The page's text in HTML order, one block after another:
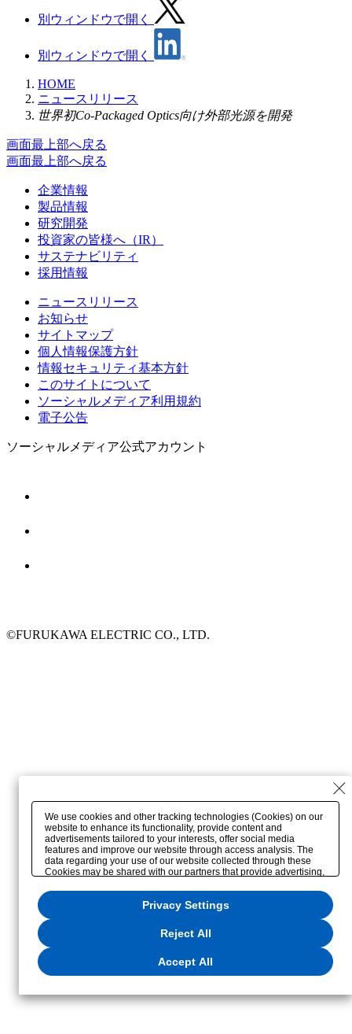
別ウィンドウで開く
別ウィンドウで開く
HOME
ニュースリリース
世界初Co-Packaged Optics向け外部光源を開発
画面最上部へ戻る
画面最上部へ戻る
企業情報
製品情報
研究開発
投資家の皆様へ（IR）
サステナビリティ
採用情報
ニュースリリース
お知らせ
サイトマップ
個人情報保護方針
情報セキュリティ基本方針
このサイトについて
ソーシャルメディア利用規約
電子公告
ソーシャルメディア公式アカウント
©FURUKAWA ELECTRIC CO., LTD.
We use cookies and other tracking technologies (Cookies) on our
website to enhance its functionality, provide content and
advertisements tailored to your interests, offer social media
features and improve our website through access analysis. The
data regarding your use of our website collected through these
Cookies may be shared with our partners that provide advertising,
combine the data shared by us with other data that you have
provided to them or that they have collected from your use of their
services or other websites to analyze and optimize
advertisements delivered to you by businesses other than us on
the internet. If you wish to reject the use of all Cookies except for
Strictly Necessary Cookies, please click "Reject All". If you agree
to the use of all Cookies, please click "Accept All". To select your
preferences for each purpose, please click
hover button displayed at the bottom left of this website or through
the"Privacy Settings"button (or link) located in ourPrivacy Policy
Privacy Settings
Reject All
Accept All